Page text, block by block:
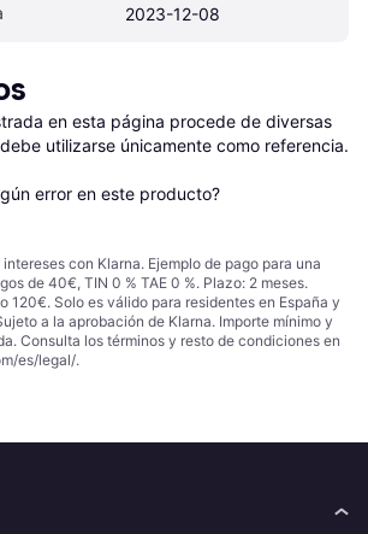
2023-12-08
en esta página procede de diversas
utilizarse únicamente como referencia.
error en este producto?
con Klarna. Ejemplo de pago para una
de 40€, TIN 0 % TAE 0 %. Plazo: 2 meses.
120€. Solo es válido para residentes en España y
a la aprobación de Klarna. Importe mínimo y
Consulta los términos y resto de condiciones en
es/legal/.